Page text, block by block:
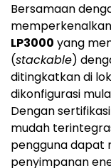
Bersamaan
memperkenalkan
LP3000 yang
(stackable)
ditingkatkan di
dikonfigurasi
Dengan sertifikasi
mudah
pengguna dapat
penyimpanan